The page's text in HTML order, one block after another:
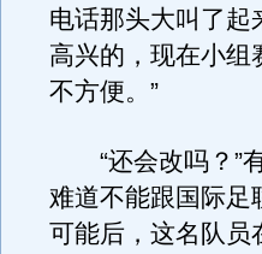
电话那头大叫了起
高兴的，现在小组
不方便。”
“还会改吗？”有
难道不能跟国际足
可能后，这名队员